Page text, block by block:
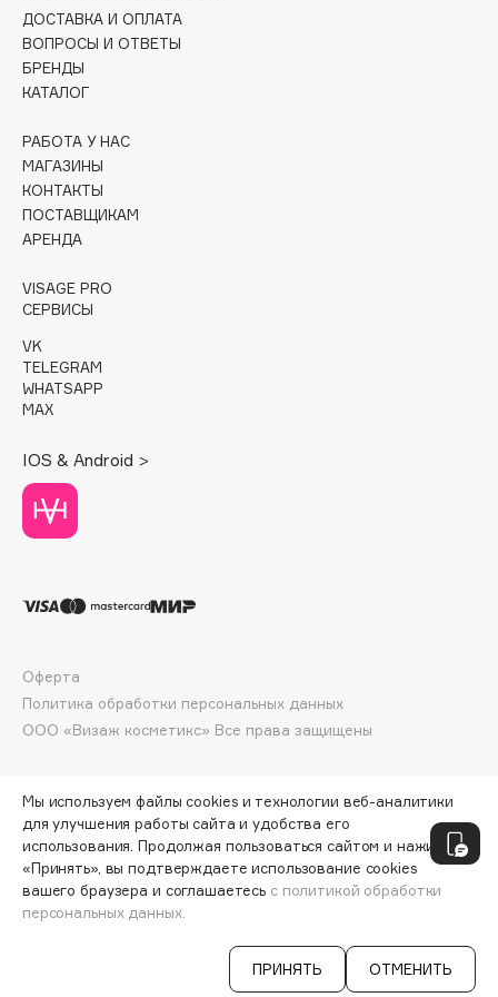
Collagenina
Consly
Corimo
CosRX
Cottolina
Crescina
Cunzite
D
d'Alba
DABO
DARLING*
Darphin
Davines
Deonica
Dessange
Divage
Dolomit
Dorco
DP Daily Perfection
Dr.Althea
Dr.Ceuracle
Dr.Jart+
DSD de Luxe
Dyson
СООБЩИТЬ О ПОСТУПЛЕНИИ
ДОСТАВКА И ОПЛАТА
ВОПРОСЫ И ОТВЕТЫ
БРЕНДЫ
КАТАЛОГ
РАБОТА У НАС
МАГАЗИНЫ
КОНТАКТЫ
ПОСТАВЩИКАМ
АРЕНДА
VISAGE PRO
СЕРВИСЫ
VK
TELEGRAM
WHATSAPP
MAX
IOS & Android >
ООО «Визаж косметикс» Все права защищены
Оферта
Политика обработки персональных данных
Мы используем файлы cookies и технологии веб-аналитики
для улучшения работы сайта и удобства его
использования. Продолжая пользоваться сайтом и нажимая
«Принять», вы подтверждаете использование cookies
вашего браузера и соглашаетесь с политикой обработки
персональных данных.
ПРИНЯТЬ ОТМЕНИТЬ